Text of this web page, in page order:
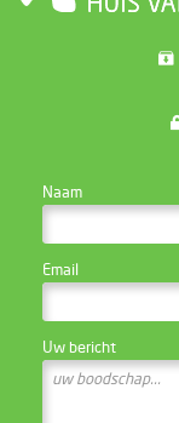
Naam
Email
Uw bericht